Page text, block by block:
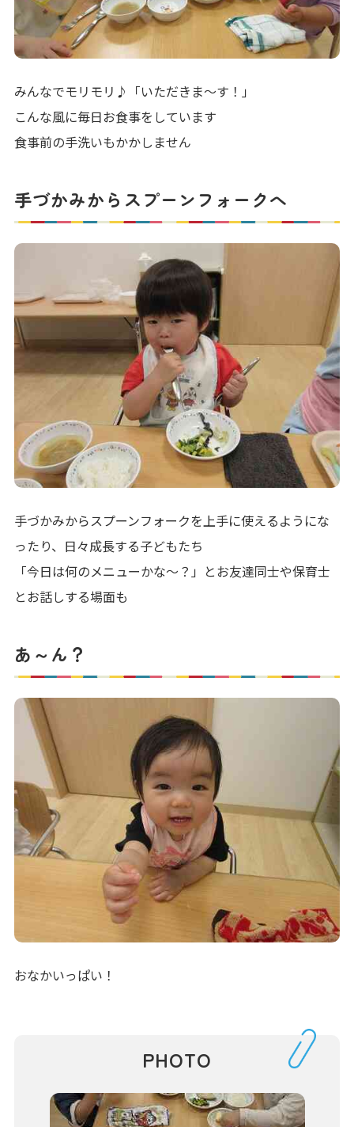
みんなでモリモリ♪「いただきま～す！」
こんな風に毎日お食事をしています
食事前の手洗いもかかしません
手づかみからスプーンフォークへ
手づかみからスプーンフォークを上手に使えるようにな
ったり、日々成長する子どもたち
「今日は何のメニューかな～？」とお友達同士や保育士
とお話しする場面も
あ～ん？
おなかいっぱい！
PHOTO